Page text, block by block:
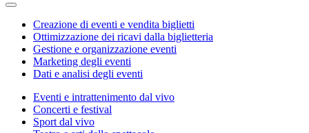
Creazione di eventi e vendita biglietti
Ottimizzazione dei ricavi dalla biglietteria
Gestione e organizzazione eventi
Marketing degli eventi
Dati e analisi degli eventi
Eventi e intrattenimento dal vivo
Concerti e festival
Sport dal vivo